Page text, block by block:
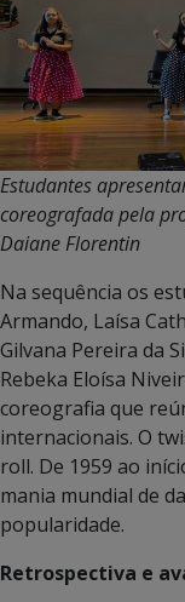
Estudantes
coreografada pela
Daiane Florentin
Na sequência os
Armando, Laísa
Gilvana Pereira da
Rebeka Eloísa
coreografia que
internacionais. O
roll. De 1959 ao
mania mundial de
popularidade.
Retrospectiva e